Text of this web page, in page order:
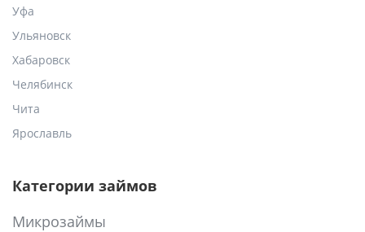
Уфа
Ульяновск
Хабаровск
Челябинск
Чита
Ярославль
Категории займов
Микрозаймы